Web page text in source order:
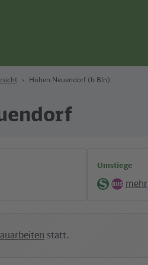
Hohen Neuendorf (b Bln)
Umstiege
mehr
statt.